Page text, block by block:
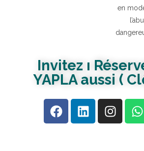
en
Invitez ı
YAPLA aussi (